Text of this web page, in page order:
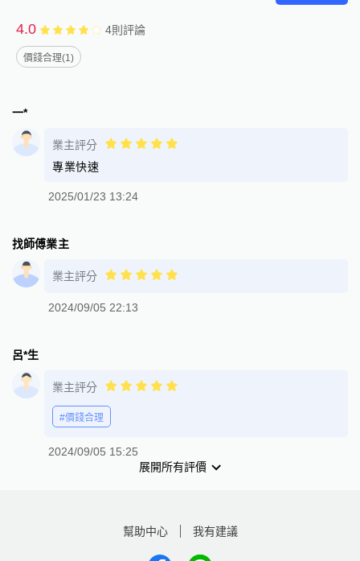
4.0 4則評論
價錢合理(1)
一*
業主評分
專業快速
2025/01/23 13:24
找師傅業主
業主評分
2024/09/05 22:13
呂*生
業主評分
#價錢合理
2024/09/05 15:25
展開所有評價
幫助中心 我有建議